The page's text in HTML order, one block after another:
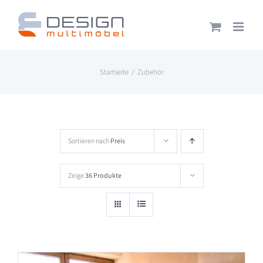
Zum
Inhalt
Startseite Zubehör
Sortieren nachPreis
Zeige36 Produkte